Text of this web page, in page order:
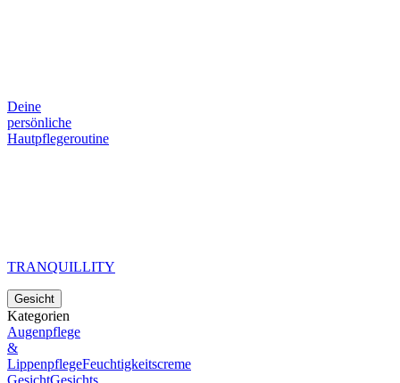
Deine
persönliche
Hautpflegeroutine
TRANQUILLITY
Gesicht
Kategorien
Augenpflege
&
LippenpflegeFeuchtigkeitscreme